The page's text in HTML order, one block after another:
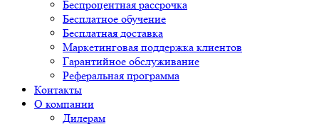
Беспроцентная рассрочка
Бесплатное обучение
Бесплатная доставка
Маркетинговая поддержка клиентов
Гарантийное обслуживание
Реферальная программа
Контакты
О компании
Дилерам